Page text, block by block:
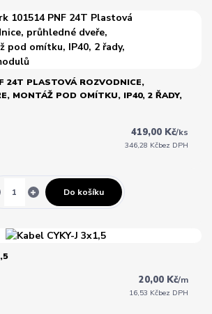
24T PLASTOVÁ ROZVODNICE,
MONTÁŽ POD OMÍTKU, IP40, 2 ŘADY,
419,00 Kč/ks
346,28 Kčbez DPH
Do košíku
20,00 Kč/m
16,53 Kčbez DPH